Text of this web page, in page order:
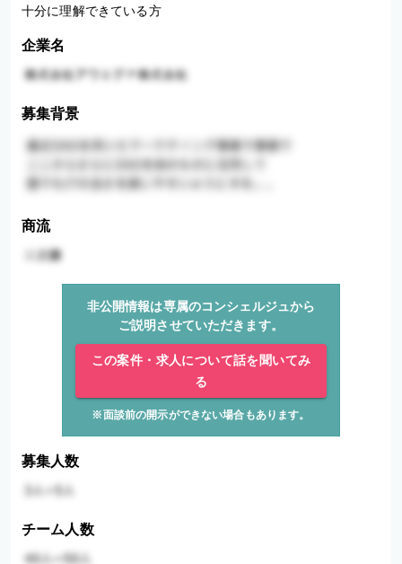
十分に理解できている方
企業名
募集背景
商流
非公開情報は専属のコンシェルジュから
ご説明させていただきます。
この案件・求人について話を聞いてみ
る
※面談前の開示ができない場合もあります。
募集人数
チーム人数